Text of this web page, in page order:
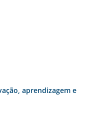
aprendizagem e